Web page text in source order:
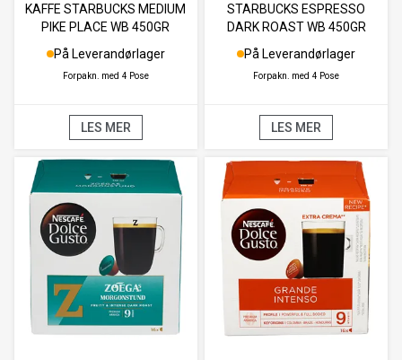
KAFFE STARBUCKS MEDIUM
PIKE PLACE WB 450GR
På Leverandørlager
Forpakn. med 4 Pose
LES MER
STARBUCKS ESPRESSO
DARK ROAST WB 450GR
På Leverandørlager
Forpakn. med 4 Pose
LES MER